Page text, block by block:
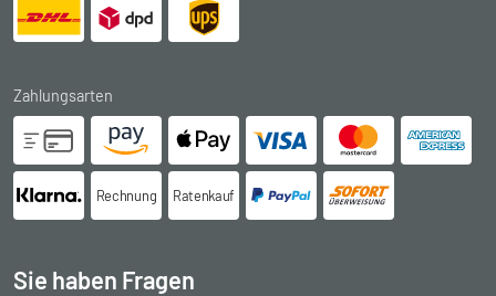
Zahlungsarten
Rechnung Ratenkauf
Sie haben Fragen